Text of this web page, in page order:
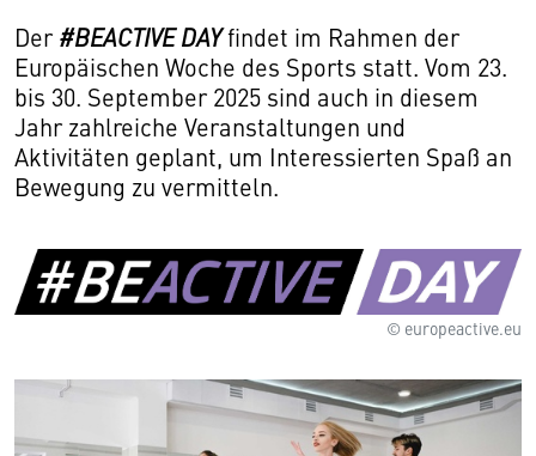
Der #BEACTIVE DAYfindet im Rahmen der
Europäischen Woche des Sports statt. Vom 23.
bis 30. September 2025 sind auch in diesem
Jahr zahlreiche Veranstaltungen und
Aktivitäten geplant, um Interessierten Spaß an
Bewegung zu vermitteln.
© europeactive.eu